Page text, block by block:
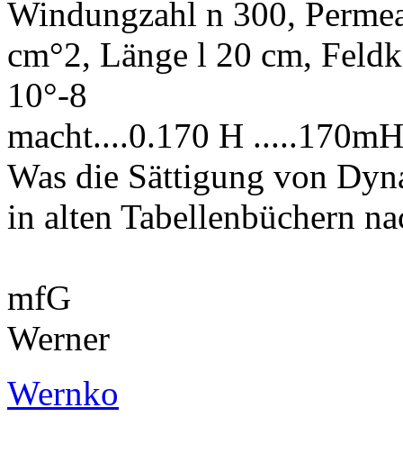
Windungzahl n 300,
cm°2, Länge l 20 cm,
10°-8
macht....0.170 H
Was die Sättigung von
in alten Tabellenbüchern
mfG
Werner
Wernko